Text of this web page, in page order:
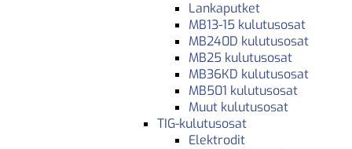
Lankaputket
MB13-15 kulutusosat
MB240D kulutusosat
MB25 kulutusosat
MB36KD kulutusosat
MB501 kulutusosat
Muut kulutusosat
TIG-kulutusosat
Elektrodit